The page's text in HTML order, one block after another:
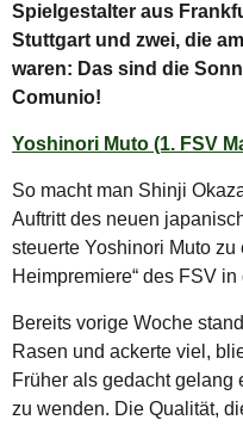
Spielgestalter aus
Stuttgart und zwei, die
waren: Das sind die
Comunio!
Yoshinori Muto (1. FSV
So macht man Shinji
Auftritt des neuen
steuerte Yoshinori Muto
Heimpremiere“ des FSV
Bereits vorige Woche
Rasen und ackerte viel,
Früher als gedacht gelang
zu wenden. Die Qualität,